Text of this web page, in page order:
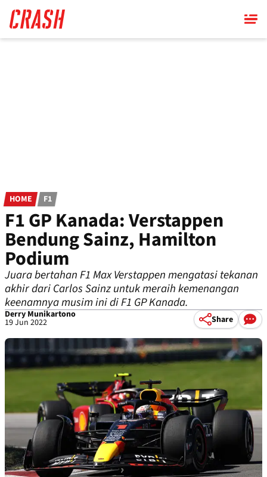
main
content
HOME F1
F1 GP Kanada: Verstappen
Bendung Sainz, Hamilton
Podium
Juara bertahan F1 Max Verstappen mengatasi tekanan
akhir dari Carlos Sainz untuk meraih kemenangan
keenamnya musim ini di F1 GP Kanada.
Derry Munikartono
19 Jun 2022 Share